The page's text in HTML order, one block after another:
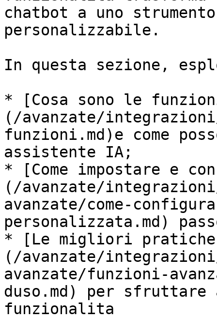
chatbot a uno
personalizzabile.
In questa sezione,
* [Cosa sono le
(/avanzate/
funzioni.md)e come
assistente IA;
* [Come impostare e
(/avanzate/
avanzate/come-
personalizzata.md)
* [Le migliori
(/avanzate/
avanzate/funzioni-
duso.md) per sfruttare
funzionalita